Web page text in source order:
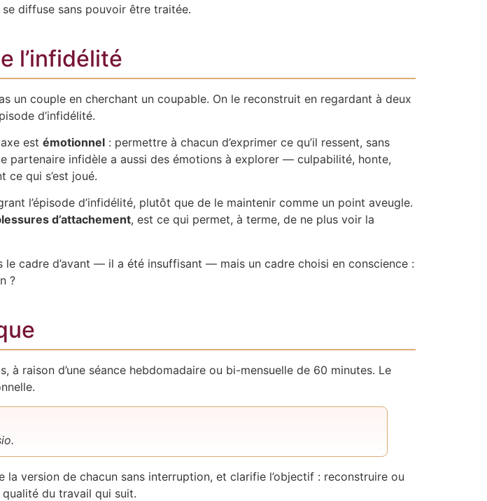
diffuse sans pouvoir être traitée.
l’infidélité
un couple en cherchant un coupable. On le reconstruit en regardant à deux
d’infidélité.
est émotionnel : permettre à chacun d’exprimer ce qu’il ressent, sans
partenaire infidèle a aussi des émotions à explorer — culpabilité, honte,
ce qui s’est joué.
l’épisode d’infidélité, plutôt que de le maintenir comme un point aveugle.
d’attachement, est ce qui permet, à terme, de ne plus voir la
le cadre d’avant — il a été insuffisant — mais un cadre choisi en conscience :
?
à raison d’une séance hebdomadaire ou bi-mensuelle de 60 minutes. Le
version de chacun sans interruption, et clarifie l’objectif : reconstruire ou
du travail qui suit.